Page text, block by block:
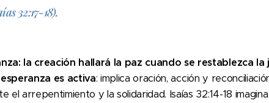
32:17-18).
la creación hallará la paz cuando se restablezca la
es activa: implica oración, acción y
el arrepentimiento y la solidaridad. Isaías 32:14-18